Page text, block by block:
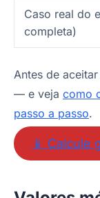
Caso real do
completa)
Antes de
— e veja como
passo a passo.
📱 Calcule